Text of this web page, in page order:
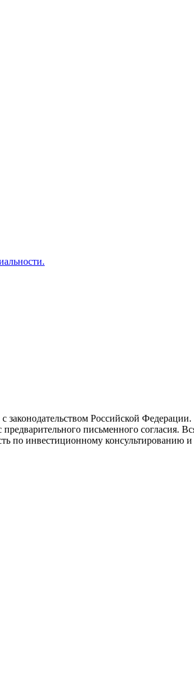
Российской
письменного согласия.
инвестиционному консультированию и